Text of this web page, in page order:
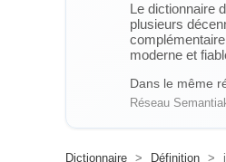
Le dictionnaire
plusieurs
moderne et
Dans le même
Réseau
Dictionnaire > Définition >